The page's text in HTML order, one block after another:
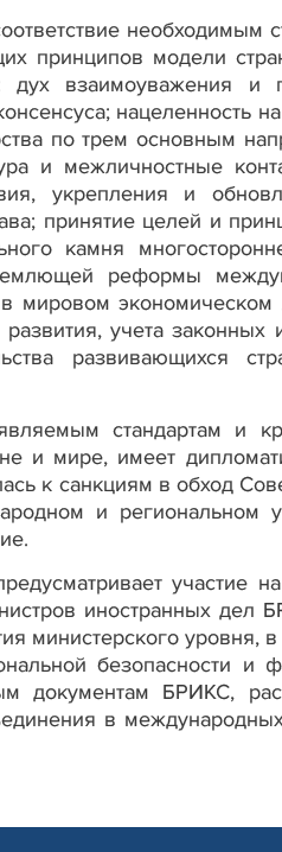
необходимым
принципов модели
взаимоуважения и
нацеленность
по трем основным
и межличностные
укрепления и
принятие целей и
камня
реформы
мировом экономическом
учета законных
развивающихся
стандартам и
и мире, имеет
к санкциям в обход
и региональном
участие
иностранных дел
министерского уровня, в
безопасности и
документам БРИКС,
в